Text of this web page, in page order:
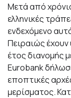
Μετά από
ελληνικές
ενδεχόμενο
Πειραιώς
έτος διανομής
Eurobank
εποπτικές
μερίσματος.